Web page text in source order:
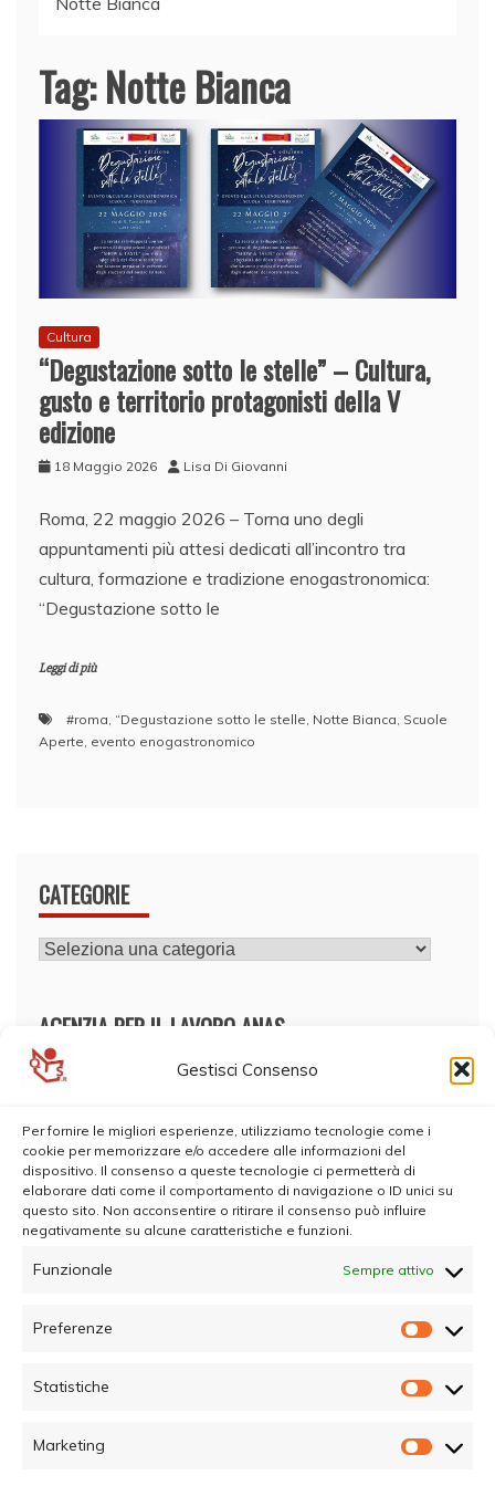
Gestisci Consenso
Per fornire le migliori esperienze, utilizziamo tecnologie come i
cookie per memorizzare e/o accedere alle informazioni del
dispositivo. Il consenso a queste tecnologie ci permetterà di
elaborare dati come il comportamento di navigazione o ID unici su
questo sito. Non acconsentire o ritirare il consenso può influire
negativamente su alcune caratteristiche e funzioni.
Funzionale Sempre attivo
Preferenze
Statistiche
Marketing
Tag:Notte Bianca
Cultura
“Degustazione sotto le stelle” – Cultura,
gusto e territorio protagonisti della V
edizione
18 Maggio 2026 Lisa Di Giovanni
Roma, 22 maggio 2026 – Torna uno degli
appuntamenti più attesi dedicati all’incontro tra
cultura, formazione e tradizione enogastronomica:
“Degustazione sotto le
Leggi di più
#roma, “Degustazione sotto le stelle, Notte Bianca, Scuole
Aperte, evento enogastronomico
CATEGORIE
CATEGORIE
AGENZIA PER IL LAVORO ANAS